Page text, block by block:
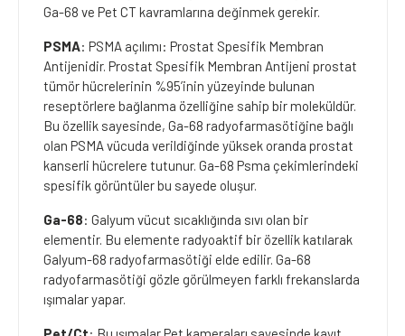
Ga-68 ve Pet CT kavramlarına değinmek gerekir.
PSMA: PSMA açılımı: Prostat Spesifik Membran
Antijenidir. Prostat Spesifik Membran Antijeni prostat
tümör hücrelerinin %95’inin yüzeyinde bulunan
reseptörlere bağlanma özelliğine sahip bir moleküldür.
Bu özellik sayesinde, Ga-68 radyofarmasötiğine bağlı
olan PSMA vücuda verildiğinde yüksek oranda prostat
kanserli hücrelere tutunur. Ga-68 Psma çekimlerindeki
spesifik görüntüler bu sayede oluşur.
Ga-68: Galyum vücut sıcaklığında sıvı olan bir
elementir. Bu elemente radyoaktif bir özellik katılarak
Galyum-68 radyofarmasötiği elde edilir. Ga-68
radyofarmasötiği gözle görülmeyen farklı frekanslarda
ışımalar yapar.